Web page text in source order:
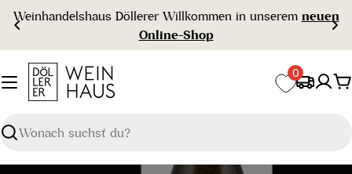
Zum
Inhalt
springen
Weinhandelshaus Döllerer Willkommen in unserem neuen
Online-Shop
Suchen
0